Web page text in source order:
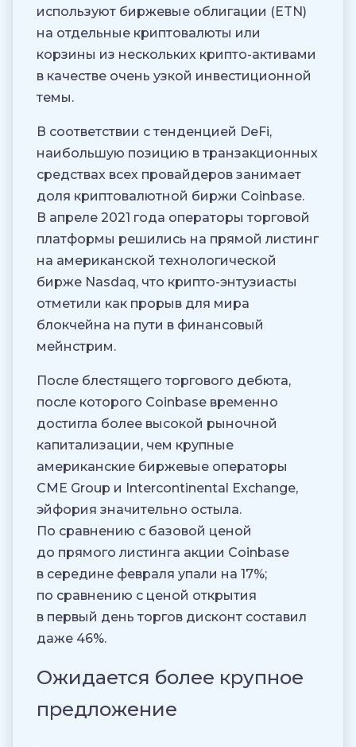
используют биржевые облигации (ETN)
на отдельные криптовалюты или
корзины из нескольких крипто-активами
в качестве очень узкой инвестиционной
темы.
В соответствии с тенденцией DeFi,
наибольшую позицию в транзакционных
средствах всех провайдеров занимает
доля криптовалютной биржи Coinbase.
В апреле 2021 года операторы торговой
платформы решились на прямой листинг
на американской технологической
бирже Nasdaq, что крипто-энтузиасты
отметили как прорыв для мира
блокчейна на пути в финансовый
мейнстрим.
После блестящего торгового дебюта,
после которого Coinbase временно
достигла более высокой рыночной
капитализации, чем крупные
американские биржевые операторы
CME Group и Intercontinental Exchange,
эйфория значительно остыла.
По сравнению с базовой ценой
до прямого листинга акции Coinbase
в середине февраля упали на 17%;
по сравнению с ценой открытия
в первый день торгов дисконт составил
даже 46%.
Ожидается более крупное
предложение